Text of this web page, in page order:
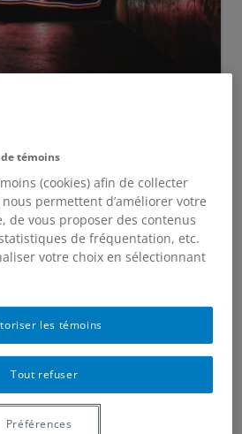
Appel à contribution –
à contribution.
La dénomination positive
la communication sur les sujets
aux enjeux environnementaux,
apparaît souvent comme une
de communication. Utilisée
nombre d’acteurs, elle
resémantisation tout comme une
témoins
(cookies) afin de collecter
permettent d’améliorer votre
de vous proposer des contenus
de fréquentation, etc.
votre choix en sélectionnant
Tout refuser
les témoins
Préférences